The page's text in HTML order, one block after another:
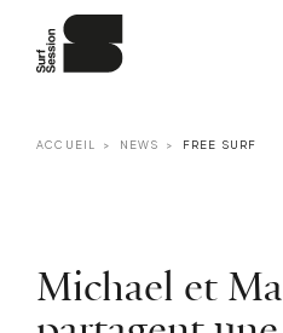
ACCUEIL NEWS FREE SURF
Michael et